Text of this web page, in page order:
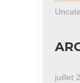
juillet